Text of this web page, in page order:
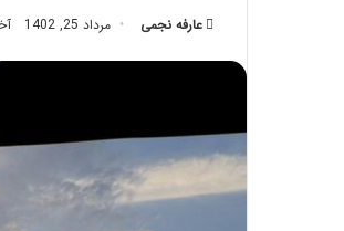
عارفه نجمی مرداد 25, 1402